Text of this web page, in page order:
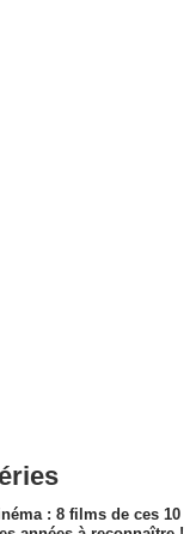
: 8 films de ces 10